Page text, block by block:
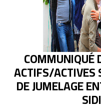
COMMUNIQUÉ
ACTIFS/ACTIVES
DE JUMELAGE